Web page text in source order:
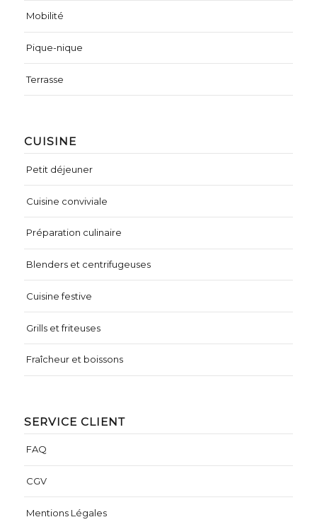
CUISINE
Petit déjeuner
Cuisine conviviale
Préparation culinaire
Blenders et centrifugeuses
Cuisine festive
Grills et friteuses
Fraîcheur et boissons
Mobilité
Pique-nique
Terrasse
SERVICE CLIENT
FAQ
CGV
Mentions Légales